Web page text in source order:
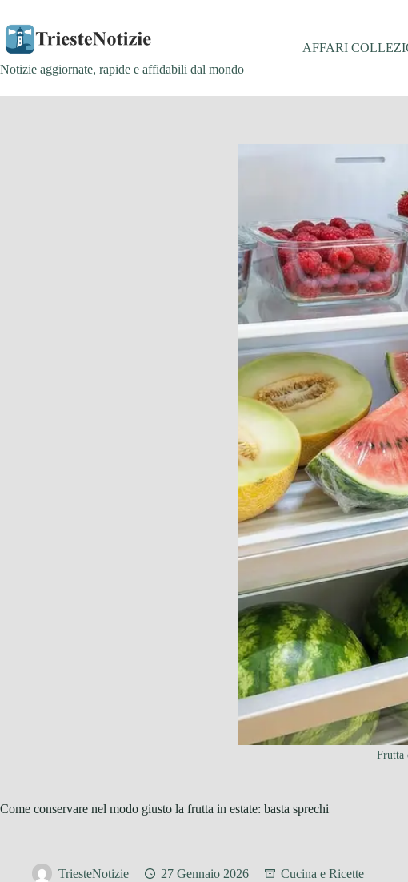
contenuto
Notizie aggiornate, rapide e affidabili dal mondo
AFFARI
Frutta
Come conservare nel modo giusto la frutta in estate: basta sprechi
TriesteNotizie 27 Gennaio 2026 Cucina e Ricette